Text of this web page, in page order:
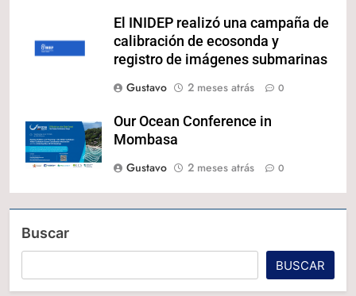
El INIDEP realizó una campaña de
calibración de ecosonda y
registro de imágenes submarinas
Gustavo
2 meses atrás 0
Our Ocean Conference in
Mombasa
Gustavo
2 meses atrás 0
Buscar
BUSCAR